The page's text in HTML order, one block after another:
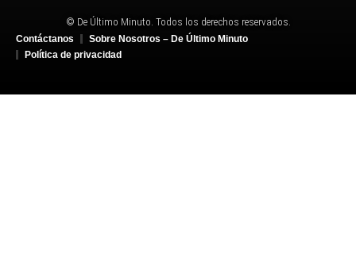
© De Último Minuto. Todos los derechos reservados.
Contáctanos
Sobre Nosotros – De Último Minuto
Política de privacidad